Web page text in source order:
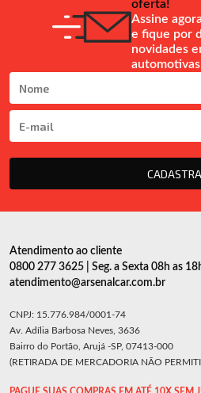
oferta!
Assine
e fique por
novidades
Atendimento ao cliente
0800 277 3625 | Seg. a Sexta 08h as
atendimento@arsenalcar.com.br
CNPJ: 15.776.984/0001-74
Av. Adília Barbosa Neves, 3636
Bairro do Portão, Arujá -SP, 07413-000
(RETIRADA DE MERCADORIA NÃO